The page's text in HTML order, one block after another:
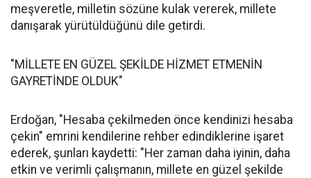
meşveretle, milletin sözüne kulak vererek, millete
danışarak yürütüldüğünü dile getirdi.
"MİLLETE EN GÜZEL ŞEKİLDE HİZMET ETMENİN
GAYRETİNDE OLDUK"
Erdoğan, "Hesaba çekilmeden önce kendinizi hesaba
çekin" emrini kendilerine rehber edindiklerine işaret
ederek, şunları kaydetti: "Her zaman daha iyinin, daha
etkin ve verimli çalışmanın, millete en güzel şekilde